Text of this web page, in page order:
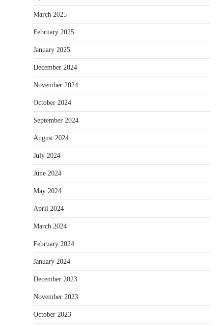
March 2025
February 2025
January 2025
December 2024
November 2024
October 2024
September 2024
August 2024
July 2024
June 2024
May 2024
April 2024
March 2024
February 2024
January 2024
December 2023
November 2023
October 2023